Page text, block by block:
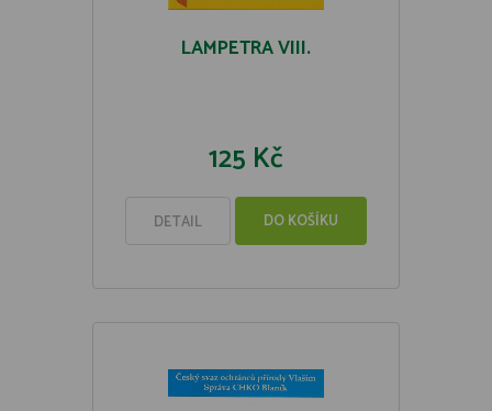
LAMPETRA VIII.
125 Kč
DETAIL DO KOŠÍKU